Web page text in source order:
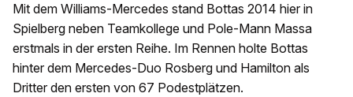
Mit dem Williams-Mercedes stand Bottas 2014 hier in
Spielberg neben Teamkollege und Pole-Mann Massa
erstmals in der ersten Reihe. Im Rennen holte Bottas
hinter dem Mercedes-Duo Rosberg und Hamilton als
Dritter den ersten von 67 Podestplätzen.